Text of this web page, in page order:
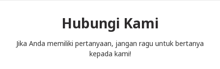
setelah akhir periode sewa. Jika Anda terlambat
mengembalikan, Anda akan dikenakan biaya.
Hubungi Kami
Jika Anda memiliki pertanyaan, jangan ragu untuk bertanya
kepada kami!